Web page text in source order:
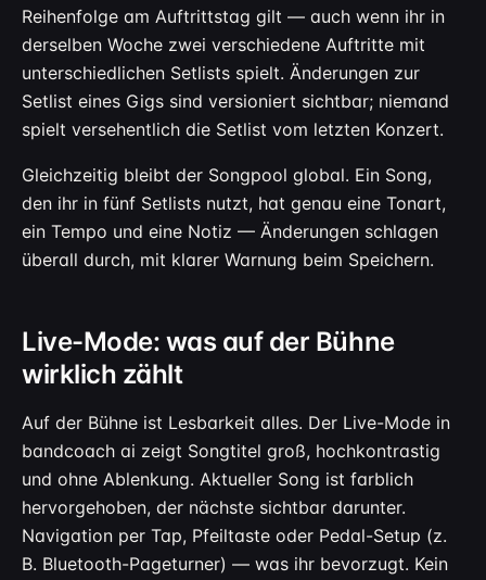
Reihenfolge am Auftrittstag gilt — auch wenn ihr in
derselben Woche zwei verschiedene Auftritte mit
unterschiedlichen Setlists spielt. Änderungen zur
Setlist eines Gigs sind versioniert sichtbar; niemand
spielt versehentlich die Setlist vom letzten Konzert.
Gleichzeitig bleibt der Songpool global. Ein Song,
den ihr in fünf Setlists nutzt, hat genau eine Tonart,
ein Tempo und eine Notiz — Änderungen schlagen
überall durch, mit klarer Warnung beim Speichern.
Live-Mode: was auf der Bühne
wirklich zählt
Auf der Bühne ist Lesbarkeit alles. Der Live-Mode in
bandcoach ai zeigt Songtitel groß, hochkontrastig
und ohne Ablenkung. Aktueller Song ist farblich
hervorgehoben, der nächste sichtbar darunter.
Navigation per Tap, Pfeiltaste oder Pedal-Setup (z.
B. Bluetooth-Pageturner) — was ihr bevorzugt. Kein